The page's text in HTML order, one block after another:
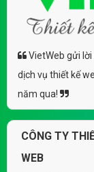
VietWeb gửi
dịch vụ thiết kế
năm qua!
CÔNG TY
WEB